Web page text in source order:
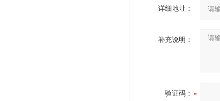
详细地址：
补充说明：
验证码：